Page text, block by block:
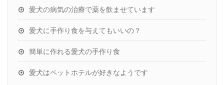
愛犬の病気の治療で薬を飲ませています
愛犬に手作り食を与えてもいいの？
簡単に作れる愛犬の手作り食
愛犬はペットホテルが好きなようです